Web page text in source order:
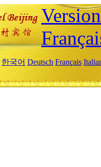
한국어 Deutsch Français